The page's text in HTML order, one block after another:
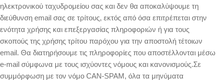
ηλεκτρονικού ταχυδρομείου σας και δεν θα αποκαλύψουμε τη
διεύθυνση email σας σε τρίτους, εκτός από όσα επιτρέπεται στην
ενότητα χρήσης και επεξεργασίας πληροφοριών ή για τους
σκοπούς της χρήσης τρίτου παρόχου για την αποστολή τέτοιων
email. Θα διατηρήσουμε τις πληροφορίες που αποστέλλονται μέσω
e-mail σύμφωνα με τους ισχύοντες νόμους και κανονισμούς.Σε
συμμόρφωση με τον νόμο CAN-SPAM, όλα τα μηνύματα